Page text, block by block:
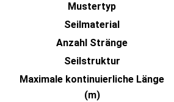
Mustertyp
Seilmaterial
Anzahl Stränge
Seilstruktur
Maximale kontinuierliche Länge
(m)